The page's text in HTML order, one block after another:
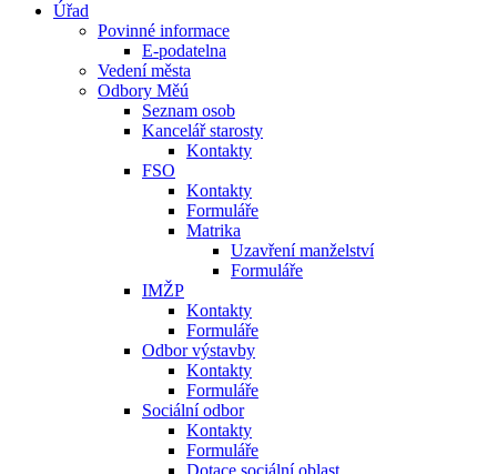
Úřad
Povinné informace
E-podatelna
Vedení města
Odbory Měú
Seznam osob
Kancelář starosty
Kontakty
FSO
Kontakty
Formuláře
Matrika
Uzavření manželství
Formuláře
IMŽP
Kontakty
Formuláře
Odbor výstavby
Kontakty
Formuláře
Sociální odbor
Kontakty
Formuláře
Dotace sociální oblast